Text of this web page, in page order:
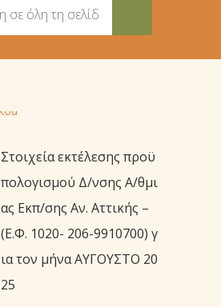
Στοιχεία εκτέλεσης προϋ
πολογισμού Δ/νσης Α/θμι
ας Εκπ/σης Aν. Αττικής –
(Ε.Φ. 1020- 206-9910700) γ
ια τον μήνα ΑΥΓΟΥΣΤΟ 20
25